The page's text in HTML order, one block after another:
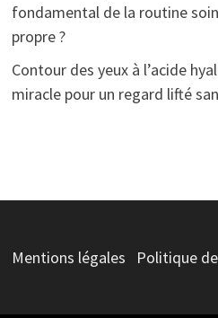
fondamental de la routine
propre ?
Contour des yeux à l’acide
miracle pour un regard lifté
Mentions légales Politique